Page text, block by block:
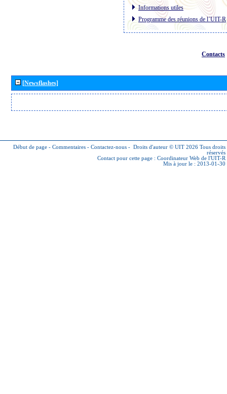
Informations utiles
Programme des réunions de l´UIT-R
Contacts
[Newsflashes]
Début de page - Commentaires - Contactez-nous - Droits d'auteur © UIT 2026 Tous droits
réservés
Contact pour cette page : Coordinateur Web de l'UIT-R
Mis à jour le : 2013-01-30